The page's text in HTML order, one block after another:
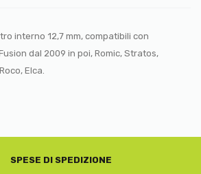
interno 12,7 mm, compatibili con
dal 2009 in poi, Romic, Stratos,
Elca.
SPESE DI SPEDIZIONE